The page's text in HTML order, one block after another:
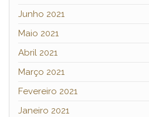
Junho 2021
Maio 2021
Abril 2021
Março 2021
Fevereiro 2021
Janeiro 2021